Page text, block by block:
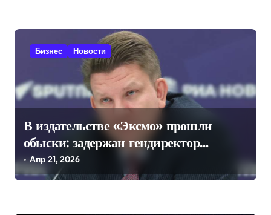
и
м
Бизнес Новости
В издательстве «Эксмо» прошли
обыски: задержан гендиректор
Евгений Капьев
Апр 21, 2026